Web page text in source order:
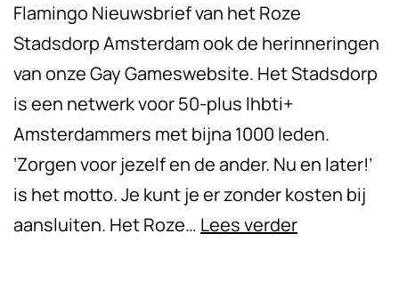
Flamingo Nieuwsbrief van het Roze
Stadsdorp Amsterdam ook de herinneringen
van onze Gay Gameswebsite. Het Stadsdorp
is een netwerk voor 50-plus lhbti+
Amsterdammers met bijna 1000 leden.
‘Zorgen voor jezelf en de ander. Nu en later!’
is het motto. Je kunt je er zonder kosten bij
aansluiten. Het Roze… Lees verderGay